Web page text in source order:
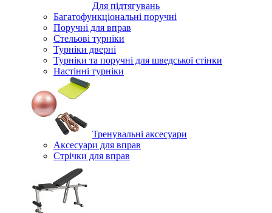
Для підтягувань
Багатофункціональні поручні
Поручні для вправ
Стельові турніки
Турніки дверні
Турніки та поручні для шведської стінки
Настінні турніки
Тренувальні аксесуари
Аксесуари для вправ
Стрічки для вправ